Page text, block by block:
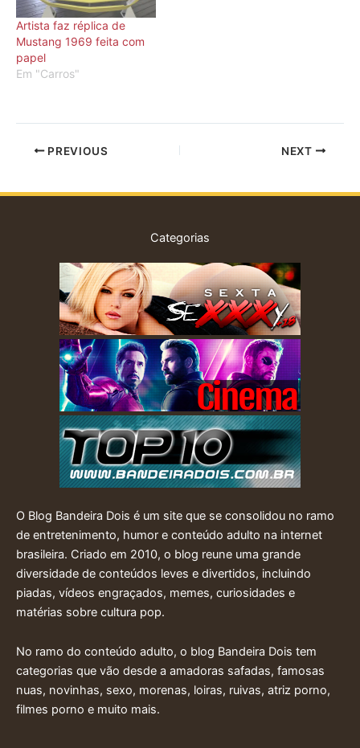
Artista faz réplica de
Mustang 1969 feita com
papel
Em "Carros"
PREVIOUS NEXT
Categorias
O Blog Bandeira Dois é um site que se consolidou no ramo
de entretenimento, humor e conteúdo adulto na internet
brasileira. Criado em 2010, o blog reune uma grande
diversidade de conteúdos leves e divertidos, incluindo
piadas, vídeos engraçados, memes, curiosidades e
matérias sobre cultura pop.
No ramo do conteúdo adulto, o blog Bandeira Dois tem
categorias que vão desde a amadoras safadas, famosas
nuas, novinhas, sexo, morenas, loiras, ruivas, atriz porno,
filmes porno e muito mais.